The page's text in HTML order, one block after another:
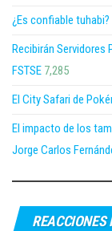
¿Es confiable
Recibirán Servidores
FSTSE 7,285
El City Safari de
El impacto de los
Jorge Carlos
REACCIONES